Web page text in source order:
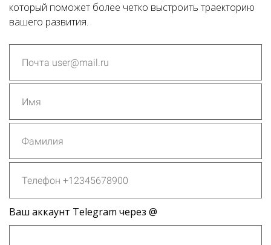
который поможет более четко выстроить траекторию
вашего развития.
Ваш аккаунт Telegram через @